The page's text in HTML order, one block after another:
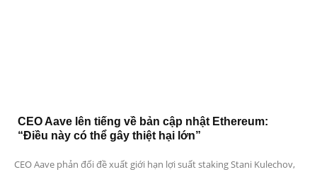
CEO Aave lên tiếng về bản cập nhật Ethereum:
“Điều này có thể gây thiệt hại lớn”
CEO Aave phản đối đề xuất giới hạn lợi suất staking Stani Kulechov,